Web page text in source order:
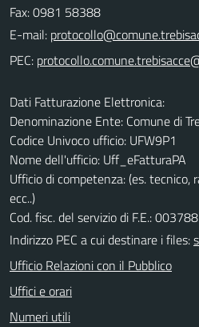
Fax: 0981 58388
E-mail:
PEC:
Dati Fatturazione Elettronica:
Denominazione Ente: Comune di
Codice Univoco ufficio: UFW9P1
Nome dell'ufficio: Uff_eFatturaPA
Ufficio di competenza: (es. tecnico,
ecc..)
Cod. fisc. del servizio di F.E.:
Indirizzo PEC a cui destinare i files:
Ufficio Relazioni con il Pubblico
Uffici e orari
Numeri utili